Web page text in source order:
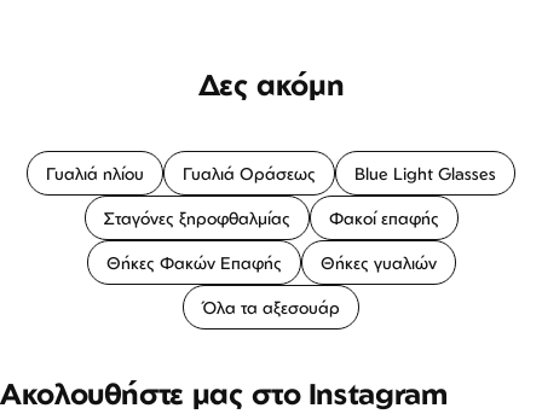
Δες ακόμη
Γυαλιά ηλίου Γυαλιά Οράσεως Blue Light Glasses
Σταγόνες ξηροφθαλμίας Φακοί επαφής
Θήκες Φακών Επαφής Θήκες γυαλιών
Όλα τα αξεσουάρ
Ακολουθήστε μας στο Instagram